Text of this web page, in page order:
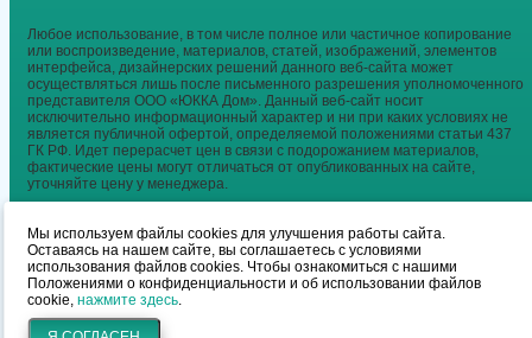
Мы используем файлы cookies для улучшения работы сайта.
Оставаясь на нашем сайте, вы соглашаетесь с условиями
использования файлов cookies. Чтобы ознакомиться с нашими
Положениями о конфиденциальности и об использовании файлов
cookie, нажмите здесь.